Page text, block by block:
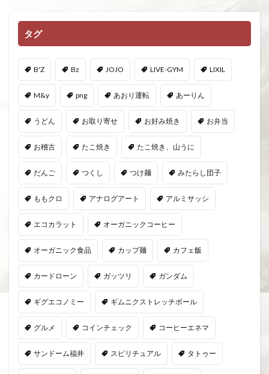
タグ
B'Z Bz JOJO LIVE-GYM LIXIL
M&y png あおり運転 あーりん
うどん お取り寄せ お好み焼き お弁当
お稽古 たこ焼き たこ焼き、山うに
だんご つくし つけ麺 みたらし団子
ももクロ アナログアート アルミサッシ
エコカラット オーガニックコーヒー
オーガニック食品 カップ麺 カフェ飯
カードローン ガッツリ ガンダム
ギグエコノミー ギムニクストレッチボール
グルメ コインチェック コーヒーエネマ
サンドーム福井 スピリチュアル タトゥー